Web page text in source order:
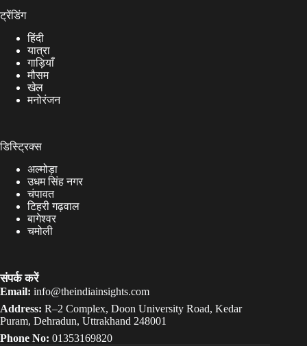
ट्रेंडिंग
हिंदी
यात्रा
गाड़ियाँ
मौसम
खेल
मनोरंजन
डिस्ट्रिक्स
अल्मोड़ा
उधम सिंह नगर
चंपावत
टिहरी गढ़वाल
बागेश्वर
चमोली
संपर्क करें
Email: info@theindiainsights.com
Address: R–2 Complex, Doon University Road, Kedar
Puram, Dehradun, Uttrakhand 248001
Phone No: 01353169820